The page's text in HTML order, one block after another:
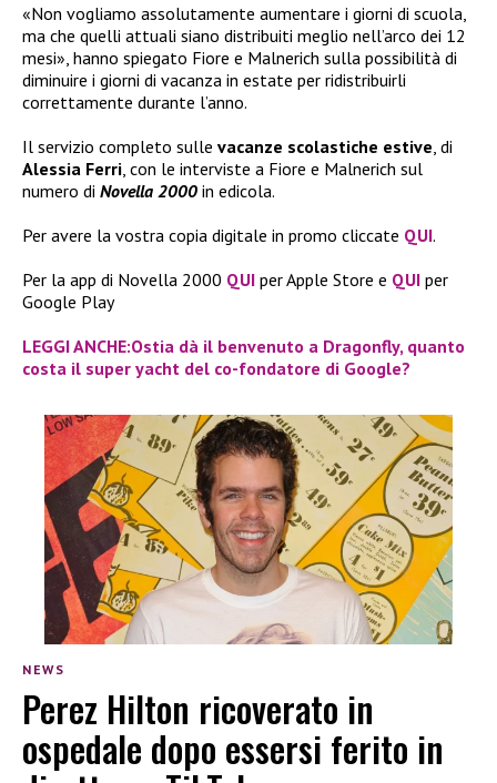
«Non vogliamo assolutamente aumentare i giorni di scuola,
ma che quelli attuali siano distribuiti meglio nell’arco dei 12
mesi», hanno spiegato Fiore e Malnerich sulla possibilità di
diminuire i giorni di vacanza in estate per ridistribuirli
correttamente durante l’anno.
Il servizio completo sulle vacanze scolastiche estive , di
Alessia Ferri , con le interviste a Fiore e Malnerich sul
numero di Novella 2000 in edicola.
Per avere la vostra copia digitale in promo cliccate QUI.
Per la app di Novella 2000 QUI per Apple Store e QUI per
Google Play
LEGGI ANCHE:Ostia dà il benvenuto a Dragonfly, quanto
costa il super yacht del co-fondatore di Google?
NEWS
Perez Hilton ricoverato in
ospedale dopo essersi ferito in